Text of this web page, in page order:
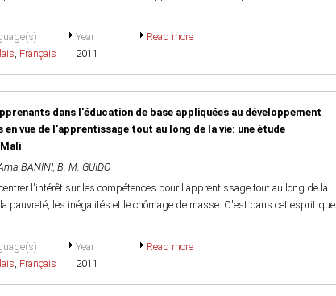
, Français
Year
2011
Read more
dans l'éducation de base appliquées au développement
vue de l'apprentissage tout au long de la vie: une étude
BANINI, B. M. GUIDO
l'intérêt sur les compétences pour l'apprentissage tout au long de la
pauvreté, les inégalités et le chômage de masse. C'est dans cet esprit que
, Français
Year
2011
Read more